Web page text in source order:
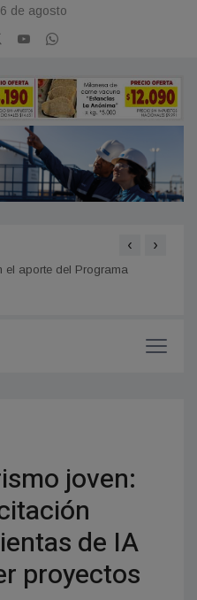
de agosto
el aporte del Programa
‹ ›
joven:
de IA
proyectos